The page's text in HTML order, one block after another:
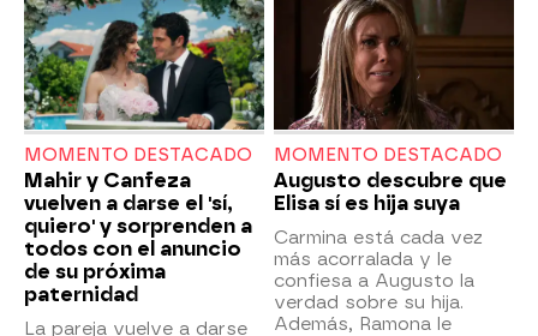
MOMENTO DESTACADO
Mahir y Canfeza
vuelven a darse el 'sí,
quiero' y sorprenden a
todos con el anuncio
de su próxima
paternidad
La pareja vuelve a darse
MOMENTO DESTACADO
Augusto descubre que
Elisa sí es hija suya
Carmina está cada vez
más acorralada y le
confiesa a Augusto la
verdad sobre su hija.
Además, Ramona le